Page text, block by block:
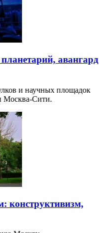
авангард
и научных площадок
Москва-Сити.
конструктивизм,